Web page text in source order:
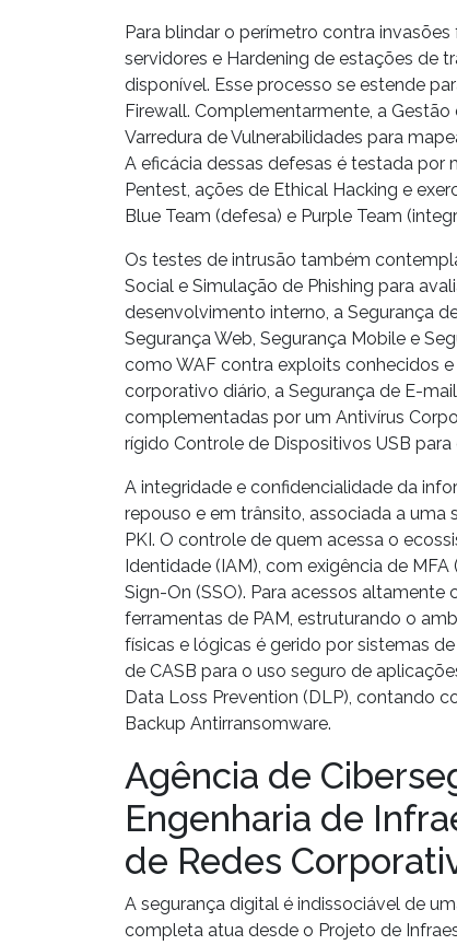
Para blindar o perímetro contra
servidores e Hardening de estações de
disponível. Esse processo se estende
Firewall. Complementarmente, a Gestão
Varredura de Vulnerabilidades para
A eficácia dessas defesas é testada por
Pentest, ações de Ethical Hacking e
Blue Team (defesa) e Purple Team
Os testes de intrusão também
Social e Simulação de Phishing para
desenvolvimento interno, a Segurança
Segurança Web, Segurança Mobile e
como WAF contra exploits conhecidos
corporativo diário, a Segurança de E-mail
complementadas por um Antivírus
rígido Controle de Dispositivos USB para
A integridade e confidencialidade da
repouso e em trânsito, associada a uma
PKI. O controle de quem acessa o
Identidade (IAM), com exigência de MFA
Sign-On (SSO). Para acessos
ferramentas de PAM, estruturando o
físicas e lógicas é gerido por sistemas de
de CASB para o uso seguro de
Data Loss Prevention (DLP), contando
Backup Antirransomware.
Agência de
Engenharia de
de Redes
A segurança digital é indissociável de
completa atua desde o Projeto de